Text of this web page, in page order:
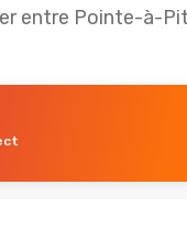
entre Pointe-à-
Hahn